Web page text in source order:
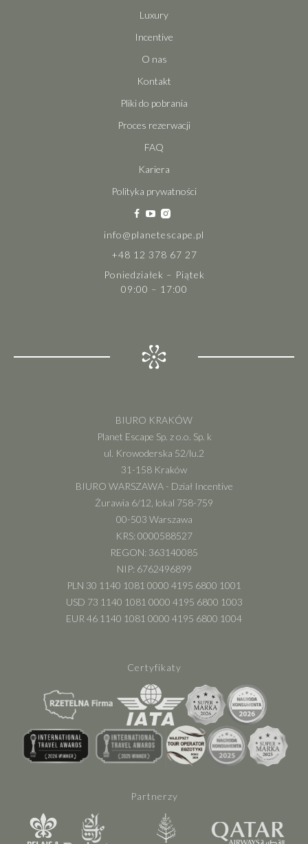
Luxury
Incentive
O nas
Kontakt
Pliki do pobrania
Proces rezerwacji
FAQ
Kariera
Polityka prywatności
info@planetescape.pl
+48 12 378 67 27
Poniedziałek – Piątek
09:00 – 17:00
BIURO KRAKÓW
Planet Escape Sp. z o.o. Sp. k
ul. Krowoderska 52/lu.2
31-158 Kraków
BIURO WARSZAWA - Dział Incentive
Żurawia 6/12, lokal 758-759
00-503 Warszawa
KRS: 0000588527
REGON: 363140085
NIP: 6762496899
PLN 30 1140 1081 0000 4195 6800 1001
USD 73 1140 1081 0000 4195 6800 1003
EUR 46 1140 1081 0000 4195 6800 1004
Certyfikaty
Partnerzy